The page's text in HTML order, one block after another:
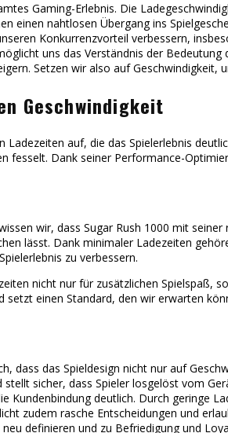
Gaming-Erlebnis. Die
einen nahtlosen Übergang ins
Konkurrenzvorteil verbessern,
uns das Verständnis der
Setzen wir also auf Geschwindigkeit,
Geschwindigkeit
auf, die das Spielerlebnis
fesselt. Dank seiner Performance-
wir, dass Sugar Rush 1000 mit
lässt. Dank minimaler Ladezeiten
zu verbessern.
nicht nur für zusätzlichen Spielspaß,
setzt einen Standard, den wir erwarten
dass das Spieldesign nicht nur auf
sicher, dass Spieler losgelöst vom
Kundenbindung deutlich. Durch geringe
zudem rasche Entscheidungen und
definieren und zu Befriedigung und